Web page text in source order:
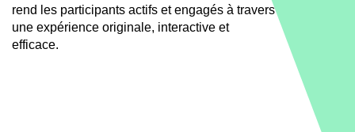
rend les participants actifs et engagés à travers
une expérience originale, interactive et
efficace.